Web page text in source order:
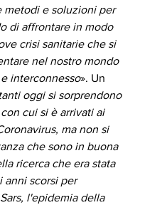
metodi e soluzioni per
di affrontare in modo
crisi sanitarie che si
nel nostro mondo
interconnesso». Un
oggi si sorprendono
cui si è arrivati ai
ma non si
che sono in buona
ricerca che era stata
anni scorsi per
l'epidemia della